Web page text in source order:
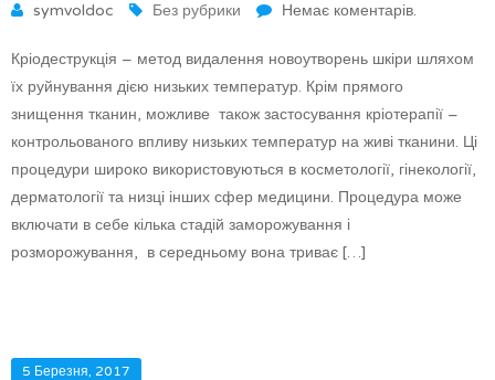
symvoldoc Без рубрики Немає коментарів.
Кріодеструкція – метод видалення новоутворень шкіри шляхом
їх руйнування дією низьких температур. Крім прямого
знищення тканин, можливе також застосування кріотерапії –
контрольованого впливу низьких температур на живі тканини. Ці
процедури широко використовуються в косметології, гінекології,
дерматології та низці інших сфер медицини. Процедура може
включати в себе кілька стадій заморожування і
розморожування, в середньому вона триває […]
5 Березня, 2017